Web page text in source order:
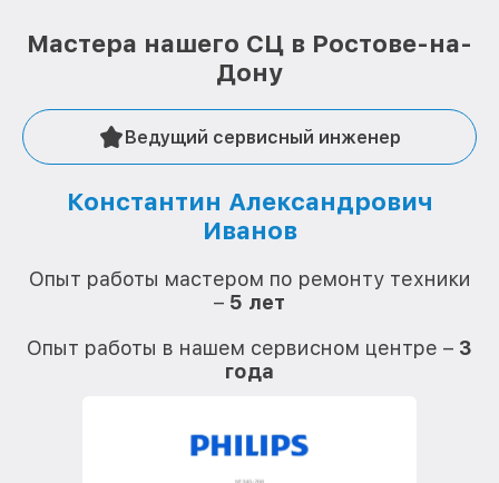
Мастера нашего СЦ в Ростове-на-
Дону
Ведущий сервисный инженер
Константин Александрович
Иванов
Опыт работы мастером по ремонту техники
– 5 лет
Опыт работы в нашем сервисном центре – 3
года